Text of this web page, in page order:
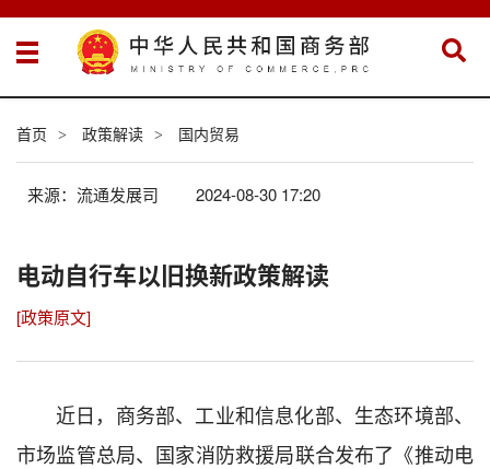
首页 > 政策解读 > 国内贸易
来源：流通发展司 2024-08-30 17:20
电动自行车以旧换新政策解读
[政策原文]
近日，商务部、工业和信息化部、生态环境部、
市场监管总局、国家消防救援局联合发布了《推动电